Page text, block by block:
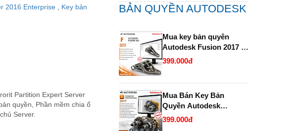
2016 Enterprise
Key bản
Partition Expert Server
quyền, Phần mềm chia ổ
Server.
BẢN QUYỀN AUTODESK
Mua key bản quyên
Autodesk Fusion 2017 -
2028 chính hãng giá rẻ.
399.000đ
Mua Bán Key Bản
Quyền Autodesk
Inventor Professional
2017 Chính Hãng, Uy
399.000đ